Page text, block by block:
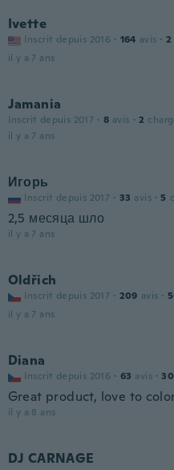
Ivette
Inscrit depuis 2016 · 164 avis · 2
il y a 7 ans
Jamania
Inscrit depuis 2017 · 8 avis · 2
il y a 7 ans
Игорь
Inscrit depuis 2017 · 33 avis · 5
2,5 месяца шло
il y a 7 ans
Oldřich
Inscrit depuis 2017 · 209 avis ·
il y a 7 ans
Diana
Inscrit depuis 2016 · 63 avis · 30
Great product, love to
il y a 8 ans
DJ CARNAGE